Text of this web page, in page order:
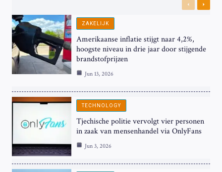
Previous
Next
ZAKELIJK
Amerikaanse inflatie stijgt naar 4,2%,
hoogste niveau in drie jaar door stijgende
brandstofprijzen
Jun 13, 2026
TECHNOLOGY
Tjechische politie vervolgt vier personen
in zaak van mensenhandel via OnlyFans
Jun 3, 2026